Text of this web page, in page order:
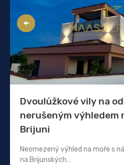
Dvoulůžkové vily na
nerušeným výhledem
Brijuni
Neomezený výhled na moře s
na Brijunských…